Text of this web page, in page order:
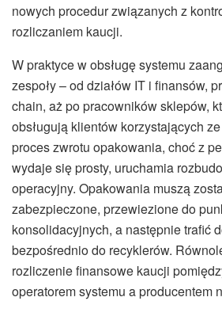
nowych procedur związanych z
rozliczaniem kaucji.
W praktyce w obsługę systemu
zespoły – od działów IT i finansów,
chain, aż po pracowników sklepów,
obsługują klientów korzystających
proces zwrotu opakowania, choć z
wydaje się prosty, uruchamia
operacyjny. Opakowania muszą
zabezpieczone, przewiezione do
konsolidacyjnych, a następnie trafić
bezpośrednio do recyklerów.
rozliczenie finansowe kaucji
operatorem systemu a producentem